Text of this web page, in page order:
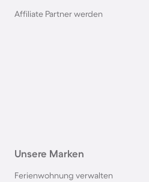
Affiliate Partner werden
Unsere Marken
Ferienwohnung verwalten